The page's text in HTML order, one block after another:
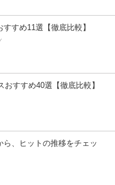
すめ11選【徹底比較】
すすめ40選【徹底比較】
、ヒットの推移をチェッ